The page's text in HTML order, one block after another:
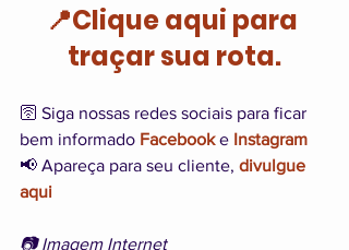
📍Clique aqui para
traçar sua rota.
🛜 Siga nossas redes sociais para ficar
bem informado Facebook e Instagram
📢 Apareça para seu cliente, divulgue
aqui
📷 Imagem Internet